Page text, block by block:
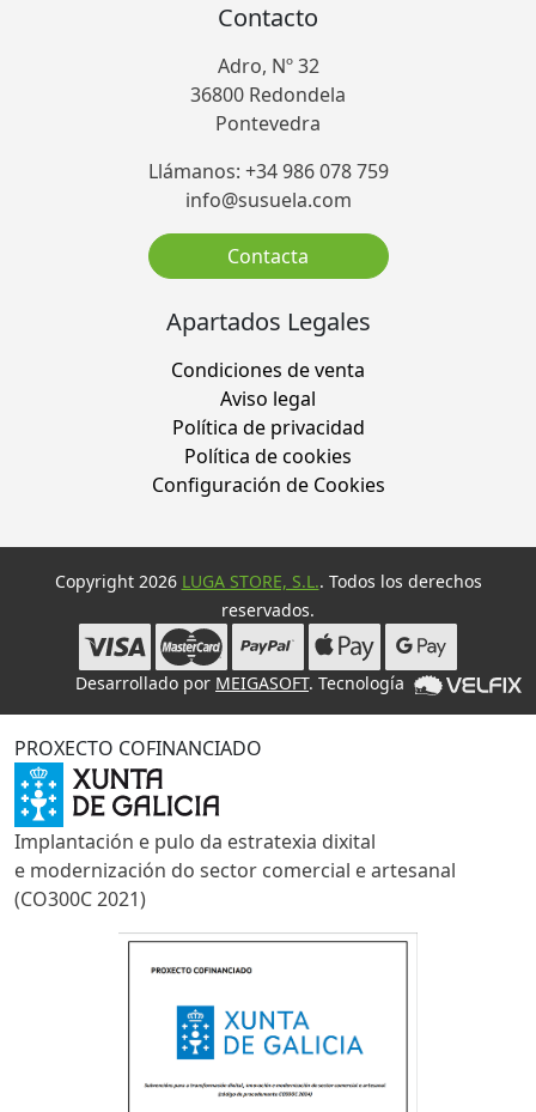
Contacto
Adro, Nº 32
36800 Redondela
Pontevedra
Llámanos: +34 986 078 759
info@susuela.com
Contacta
Apartados Legales
Condiciones de venta
Aviso legal
Política de privacidad
Política de cookies
Configuración de Cookies
Copyright 2026 LUGA STORE, S.L.. Todos los derechos
reservados.
Desarrollado por MEIGASOFT. Tecnología
PROXECTO COFINANCIADO
Implantación e pulo da estratexia dixital
e modernización do sector comercial e artesanal
(CO300C 2021)